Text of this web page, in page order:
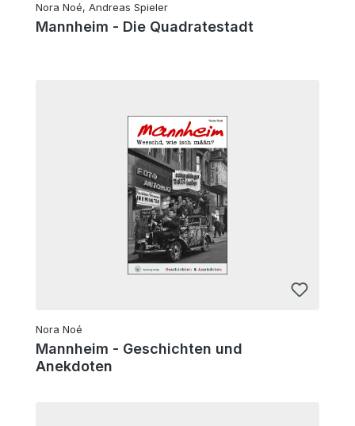
Nora Noé, Andreas Spieler
Mannheim - Die Quadratestadt
Nora Noé
Mannheim - Geschichten und
Anekdoten